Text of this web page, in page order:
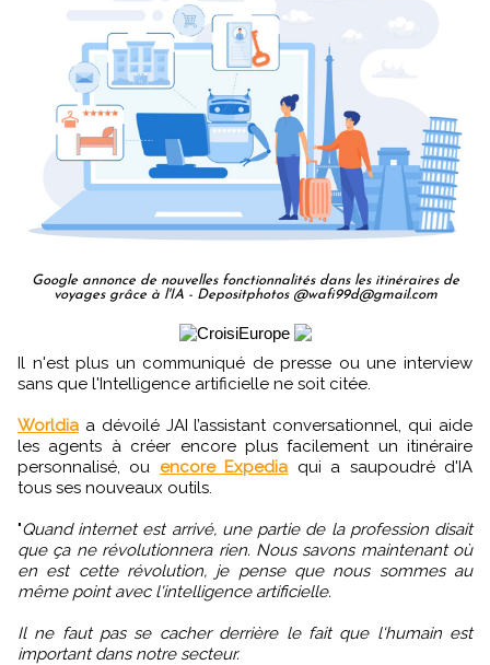
Google annonce de nouvelles fonctionnalités dans les itinéraires de
voyages grâce à l'IA - Depositphotos @wafi99d@gmail.com
Il n'est plus un communiqué de presse ou une interview
sans que l'Intelligence artificielle ne soit citée.
Worldia a dévoilé JAI l’assistant conversationnel, qui aide
les agents à créer encore plus facilement un itinéraire
personnalisé, ou encore Expedia qui a saupoudré d'IA
tous ses nouveaux outils.
"Quand internet est arrivé, une partie de la profession disait
que ça ne révolutionnera rien. Nous savons maintenant où
en est cette révolution, je pense que nous sommes au
même point avec l'intelligence artificielle.
Il ne faut pas se cacher derrière le fait que l'humain est
important dans notre secteur.